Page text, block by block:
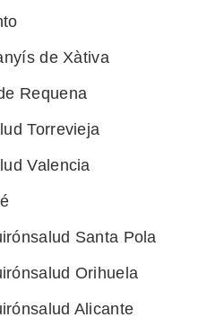
de Xàtiva
Requena
Torrevieja
Valencia
Santa Pola
Orihuela
Alicante